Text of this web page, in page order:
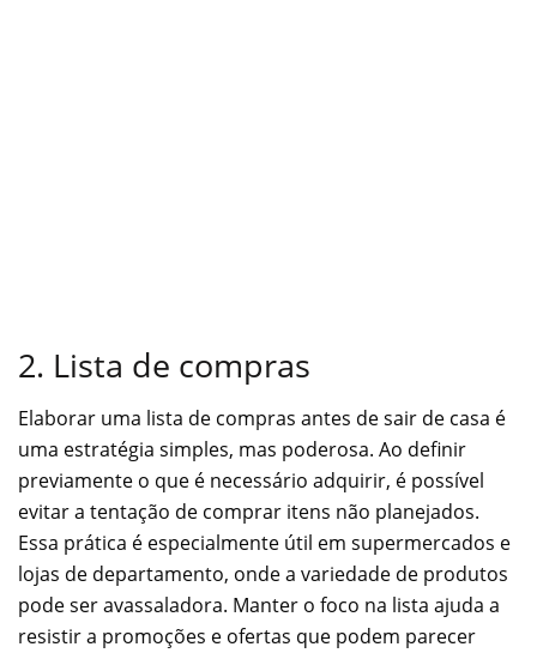
2. Lista de compras
Elaborar uma lista de compras antes de sair de casa é
uma estratégia simples, mas poderosa. Ao definir
previamente o que é necessário adquirir, é possível
evitar a tentação de comprar itens não planejados.
Essa prática é especialmente útil em supermercados e
lojas de departamento, onde a variedade de produtos
pode ser avassaladora. Manter o foco na lista ajuda a
resistir a promoções e ofertas que podem parecer